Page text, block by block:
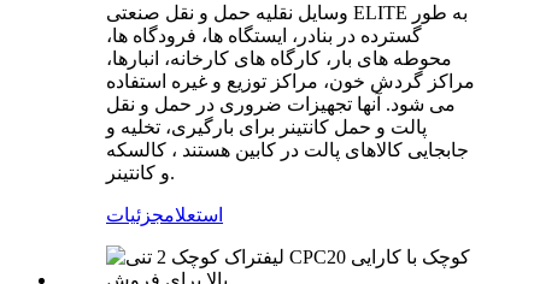
وسایل نقلیه حمل و نقل صنعتی ELITE به طور
گسترده در بنادر، ایستگاه ها، فرودگاه ها،
محوطه های بار، کارگاه های کارخانه، انبارها،
مراکز گردش خون، مراکز توزیع و غیره استفاده
می شود. آنها تجهیزات ضروری در حمل و نقل
پالت و حمل کانتینر برای بارگیری، تخلیه و
جابجایی کالاهای پالت در کابین هستند ، کالسکه
و کانتینر.
استعلامجزئیات